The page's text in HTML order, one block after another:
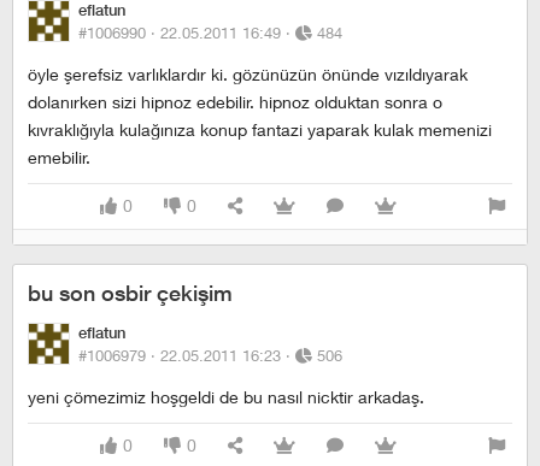
eflatun
#1006990 · 22.05.2011 16:49 · 484
öyle şerefsiz varlıklardır ki. gözünüzün önünde vızıldıyarak
dolanırken sizi hipnoz edebilir. hipnoz olduktan sonra o
kıvraklığıyla kulağınıza konup fantazi yaparak kulak memenizi
emebilir.
0 0
bu son osbir çekişim
eflatun
#1006979 · 22.05.2011 16:23 · 506
yeni çömezimiz hoşgeldi de bu nasıl nicktir arkadaş.
0 0